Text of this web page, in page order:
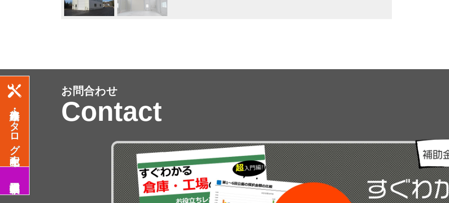
お問合わせ
Contact
修繕・改修カタログ配布中！
施工事例掲載中！